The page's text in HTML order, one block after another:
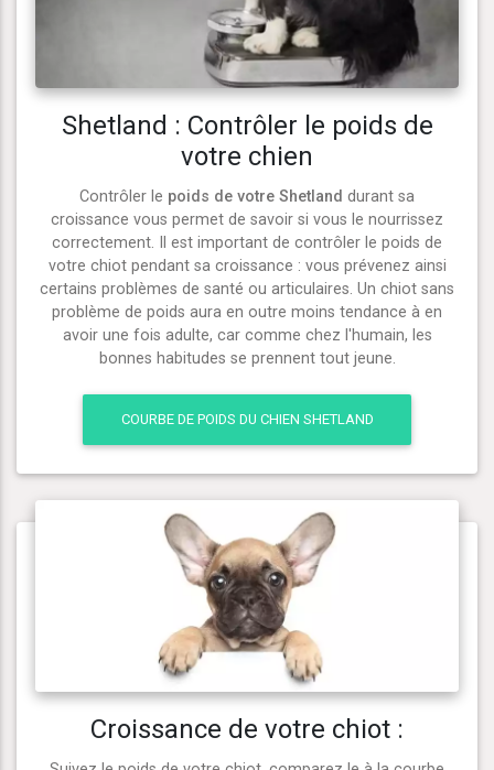
Shetland : Contrôler le poids de
votre chien
Contrôler le poids de votre Shetland durant sa
croissance vous permet de savoir si vous le nourrissez
correctement. Il est important de contrôler le poids de
votre chiot pendant sa croissance : vous prévenez ainsi
certains problèmes de santé ou articulaires. Un chiot sans
problème de poids aura en outre moins tendance à en
avoir une fois adulte, car comme chez l'humain, les
bonnes habitudes se prennent tout jeune.
COURBE DE POIDS DU CHIEN SHETLAND
Croissance de votre chiot :